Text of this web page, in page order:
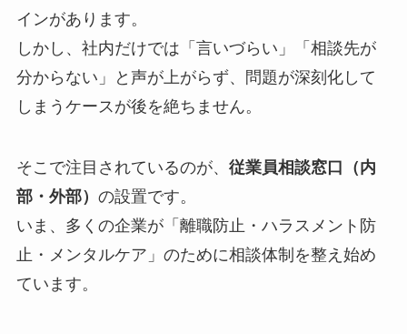
インがあります。
しかし、社内だけでは「言いづらい」「相談先が
分からない」と声が上がらず、問題が深刻化して
しまうケースが後を絶ちません。
そこで注目されているのが、 従業員相談窓口（内
部・外部） の設置です。
いま、多くの企業が「離職防止・ハラスメント防
止・メンタルケア」のために相談体制を整え始め
ています。